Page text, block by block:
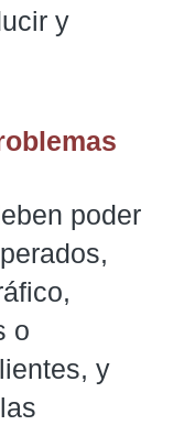
y
poder
o
y